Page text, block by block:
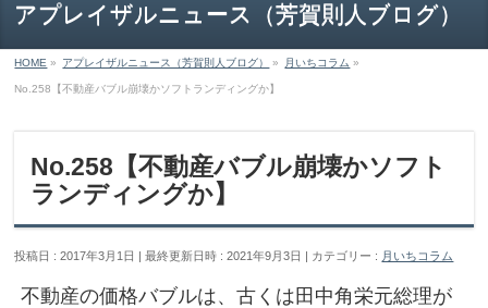
アプレイザルニュース（芳賀則人ブログ）
HOME » アプレイザルニュース（芳賀則人ブログ） » 月いちコラム »
No.258【不動産バブル崩壊かソフトランディングか】
No.258【不動産バブル崩壊かソフト
ランディングか】
投稿日 : 2017年3月1日 最終更新日時 : 2021年9月3日 カテゴリー : 月いちコラム
不動産の価格バブルは、古くは田中角栄元総理が